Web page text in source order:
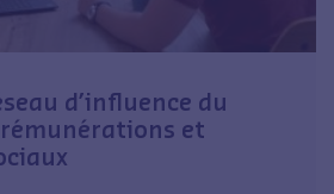
d’influence du
et